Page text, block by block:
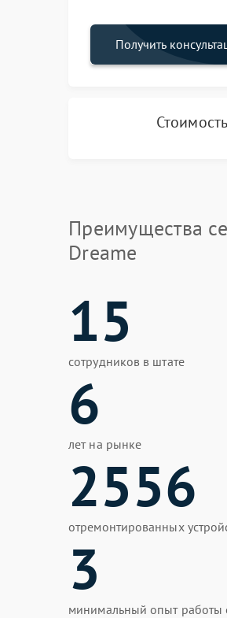
Получить
Преимущества
Dreame
15
сотрудников в штате
6
лет на рынке
2556
отремонтированных
3
минимальный опыт работы